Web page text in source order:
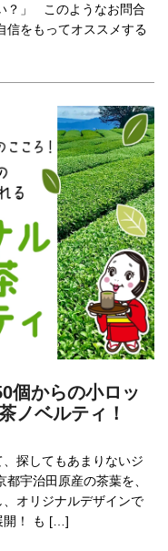
？」 このようなお問合
信をもってオススメする
個からの小ロッ
ノベルティ！
探してもあまりないジ
宇治田原産の茶葉を、
オリジナルデザインで
開！ も […]